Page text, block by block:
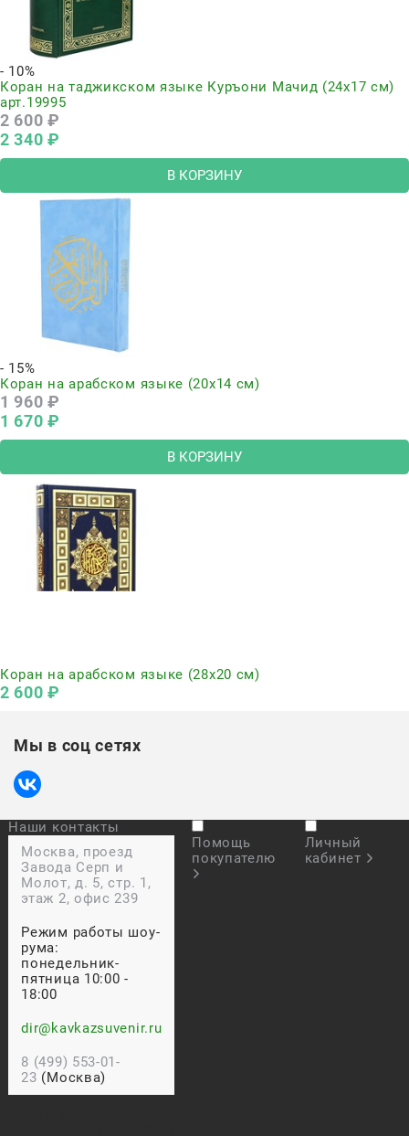
- 10%
Коран на таджикском языке Куръони Мачид (24х17 см)
арт.19995
2 600 ₽
2 340 ₽
В КОРЗИНУ
- 15%
Коран на арабском языке (20х14 см)
1 960 ₽
1 670 ₽
В КОРЗИНУ
Коран на арабском языке (28х20 см)
2 600 ₽
Мы в соц сетях
Наши контакты
Москва, проезд
Завода Серп и
Молот, д. 5, стр. 1,
этаж 2, офис 239
Режим работы шоу-
рума:
понедельник-
пятница 10:00 -
18:00
dir@kavkazsuvenir.ru
8 (499) 553-01-
23 (Москва)
Помощь
покупателю
Личный
кабинет